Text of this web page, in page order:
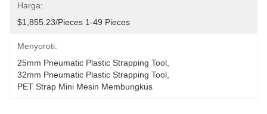
Harga:
$1,855.23/pieces 1-49 Pieces
Menyoroti:
25mm Pneumatic Plastic Strapping Tool
32mm Pneumatic Plastic Strapping Tool
PET Strap Mini Mesin Membungkus